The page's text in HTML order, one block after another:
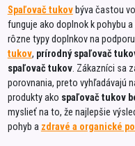
Spaľovač tukovbýva častou
funguje ako doplnok k pohybu
rôzne typy doplnkov na
tukov, prírodný spaľovač
spaľovač tukov. Zákazníci sa
porovnania, preto vyhľadávajú
produkty ako spaľovač tukov
myslieť na to, že najlepšie
pohyb a zdravé a organické